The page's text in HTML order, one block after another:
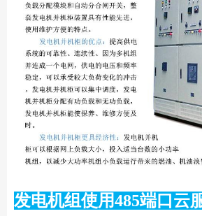
发电机组使用485端口云